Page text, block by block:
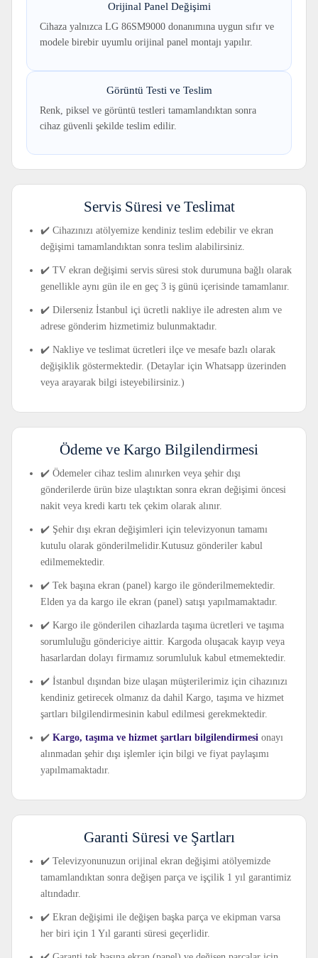
Orijinal Panel Değişimi
Cihaza yalnızca LG 86SM9000 donanımına uygun sıfır ve
modele birebir uyumlu orijinal panel montajı yapılır.
Görüntü Testi ve Teslim
Renk, piksel ve görüntü testleri tamamlandıktan sonra
cihaz güvenli şekilde teslim edilir.
Servis Süresi ve Teslimat
✔️ Cihazınızı atölyemize kendiniz teslim edebilir ve ekran
değişimi tamamlandıktan sonra teslim alabilirsiniz.
✔️ TV ekran değişimi servis süresi stok durumuna bağlı olarak
genellikle aynı gün ile en geç 3 iş günü içerisinde tamamlanır.
✔️ Dilerseniz İstanbul içi ücretli nakliye ile adresten alım ve
adrese gönderim hizmetimiz bulunmaktadır.
✔️ Nakliye ve teslimat ücretleri ilçe ve mesafe bazlı olarak
değişiklik göstermektedir. (Detaylar için Whatsapp üzerinden
veya arayarak bilgi isteyebilirsiniz.)
Ödeme ve Kargo Bilgilendirmesi
✔️ Ödemeler cihaz teslim alınırken veya şehir dışı
gönderilerde ürün bize ulaştıktan sonra ekran değişimi öncesi
nakit veya kredi kartı tek çekim olarak alınır.
✔️ Şehir dışı ekran değişimleri için televizyonun tamamı
kutulu olarak gönderilmelidir.Kutusuz gönderiler kabul
edilmemektedir.
✔️ Tek başına ekran (panel) kargo ile gönderilmemektedir.
Elden ya da kargo ile ekran (panel) satışı yapılmamaktadır.
✔️ Kargo ile gönderilen cihazlarda taşıma ücretleri ve taşıma
sorumluluğu göndericiye aittir. Kargoda oluşacak kayıp veya
hasarlardan dolayı firmamız sorumluluk kabul etmemektedir.
✔️ İstanbul dışından bize ulaşan müşterilerimiz için cihazınızı
kendiniz getirecek olmanız da dahil Kargo, taşıma ve hizmet
şartları bilgilendirmesinin kabul edilmesi gerekmektedir.
✔️ Kargo, taşıma ve hizmet şartları bilgilendirmesi onayı
alınmadan şehir dışı işlemler için bilgi ve fiyat paylaşımı
yapılmamaktadır.
Garanti Süresi ve Şartları
✔️ Televizyonunuzun orijinal ekran değişimi atölyemizde
tamamlandıktan sonra değişen parça ve işçilik 1 yıl garantimiz
altındadır.
✔️ Ekran değişimi ile değişen başka parça ve ekipman varsa
her biri için 1 Yıl garanti süresi geçerlidir.